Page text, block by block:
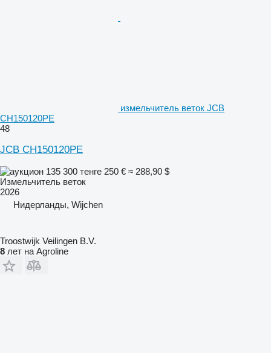
измельчитель веток JCB
CH150120PE
48
JCB CH150120PE
135 300 тенге 250 € ≈ 288,90 $
Измельчитель веток
2026
Нидерланды, Wijchen
Troostwijk Veilingen B.V.
8 лет на Agroline